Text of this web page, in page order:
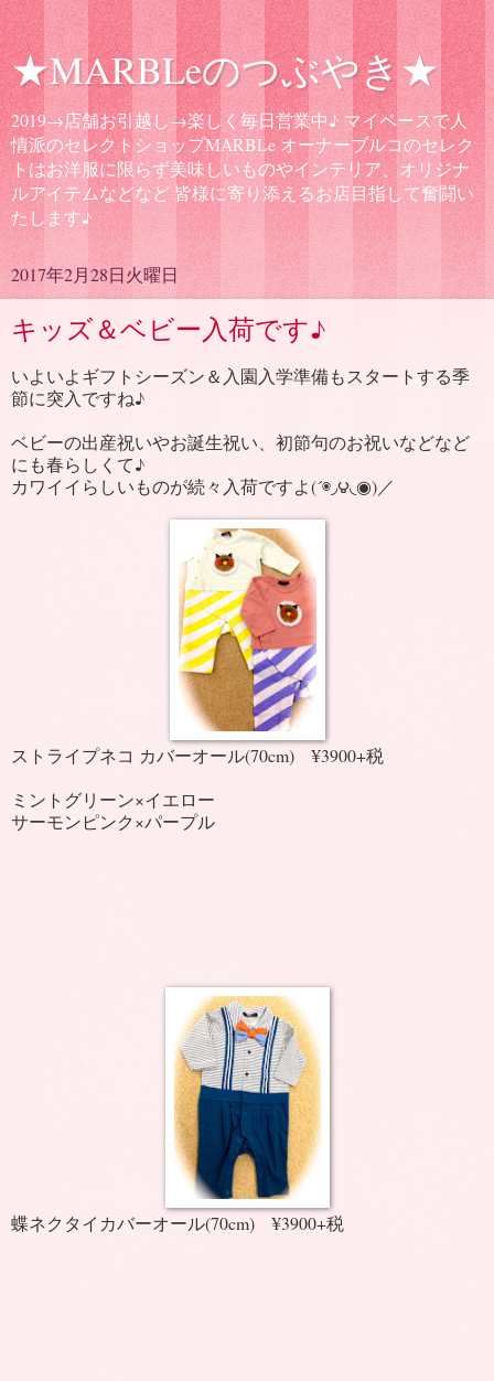
★MARBLeのつぶやき★
2019→店舗お引越し→楽しく毎日営業中♪ マイペースで人
情派のセレクトショップMARBLe オーナーブルコのセレク
トはお洋服に限らず美味しいものやインテリア、オリジナ
ルアイテムなどなど 皆様に寄り添えるお店目指して奮闘い
たします♪
2017年2月28日火曜日
キッズ＆ベビー入荷です♪
いよいよギフトシーズン＆入園入学準備もスタートする季
節に突入ですね♪
ベビーの出産祝いやお誕生祝い、初節句のお祝いなどなど
にも春らしくて♪
カワイイらしいものが続々入荷ですよ(´◉◞౪◟◉)／
ストライプネコ カバーオール(70cm) ¥3900+税
ミントグリーン×イエロー
サーモンピンク×パープル
蝶ネクタイカバーオール(70cm) ¥3900+税